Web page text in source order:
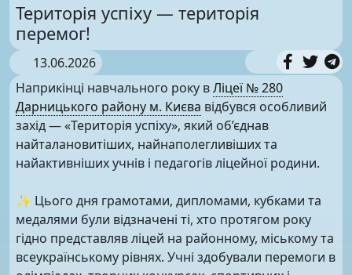
Територія успіху — територія
перемог!
13.06.2026
Наприкінці навчального року вЛіцеї № 280
Дарницького району м. Києва відбувся особливий
захід — «Територія успіху», який об’єднав
найталановитіших, найнаполегливіших та
найактивніших учнів і педагогів ліцейної родини.
✨ Цього дня грамотами, дипломами, кубками та
медалями були відзначені ті, хто протягом року
гідно представляв ліцей на районному, міському та
всеукраїнському рівнях. Учні здобували перемоги в